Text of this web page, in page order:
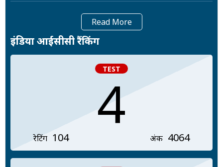
Read More
इंडिया आईसीसी रैंकिंग
TEST
4
रेटिंग 104 अंक 4064